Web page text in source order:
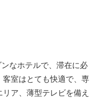
なホテルで、滞在に必
室はとても快適で、専
ア、薄型テレビを備え